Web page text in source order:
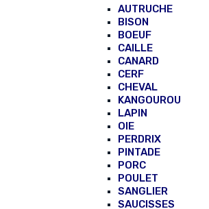
AUTRUCHE
BISON
BOEUF
CAILLE
CANARD
CERF
CHEVAL
KANGOUROU
LAPIN
OIE
PERDRIX
PINTADE
PORC
POULET
SANGLIER
SAUCISSES